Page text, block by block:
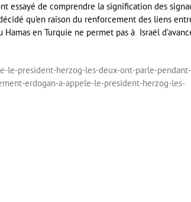
essayé de comprendre la signification des
qu’en raison du renforcement des liens
en Turquie ne permet pas à Israël
le-president-herzog-les-deux-ont-parle-
erdogan-a-appele-le-president-herzog-les-